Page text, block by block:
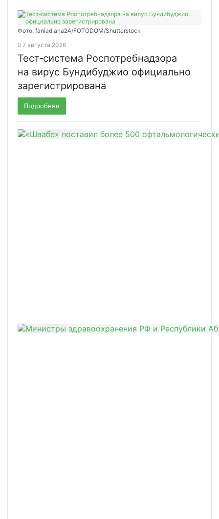
Фото: faniadiana24/FOTODOM/Shutterstock
7 августа 2026
Тест‑система Роспотребнадзора
на вирус Бундибуджио официально
зарегистрирована
Подробнее